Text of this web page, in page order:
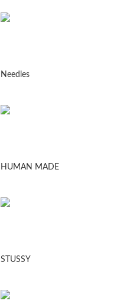
Needles
HUMAN MADE
STUSSY